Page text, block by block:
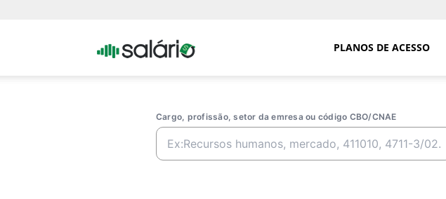
Portal PLANOS DE ACESSO
Cargo, profissão, setor da emresa ou código CBO/CNAE